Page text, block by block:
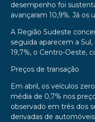
desempenho foi
avançaram 10,9%. Já os
A Região Sudeste
seguida aparecem a
19,7%, o Centro-Oeste,
Preços de transação
Em abril, os veículos
média de 0,7% nos
observado em três dos
derivadas de